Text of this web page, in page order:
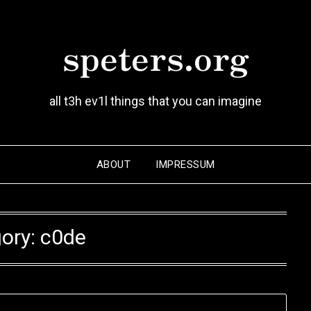
speters.org
all t3h ev1l things that you can imagine
ABOUT IMPRESSUM
c0de